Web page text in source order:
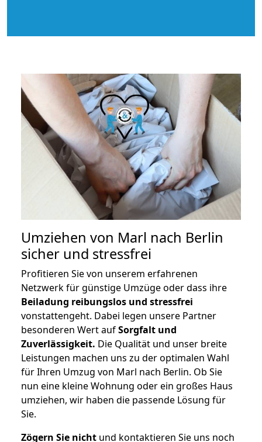
Umziehen von Marl nach Berlin
sicher und stressfrei
Profitieren Sie von unserem erfahrenen
Netzwerk für günstige Umzüge oder dass ihre
Beiladung reibungslos und stressfrei
vonstattengeht. Dabei legen unsere Partner
besonderen Wert aufSorgfalt und
Zuverlässigkeit. Die Qualität und unser breite
Leistungen machen uns zu der optimalen Wahl
für Ihren Umzug von Marl nach Berlin. Ob Sie
nun eine kleine Wohnung oder ein großes Haus
umziehen, wir haben die passende Lösung für
Sie.
Zögern Sie nicht und kontaktieren Sie uns noch